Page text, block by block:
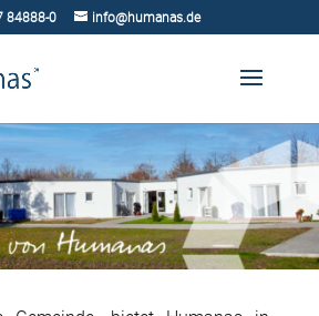
84888-0 info@humanas.de